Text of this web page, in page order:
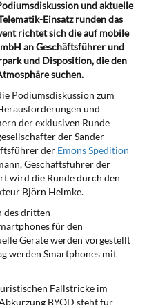
und aktuelle
Einsatz runden das
richtet sich die auf mobile
an Geschäftsführer und
und Disposition, die den
suchen.
Podiumsdiskussion zum
und
der exklusiven Runde
der Sander-
der Emons Spedition
Geschäftsführer der
wird die Runde durch den
Björn Helmke.
des dritten
für den
Geräte werden vorgestellt
werden Smartphones mit
Fallstricke im
BYOD steht für